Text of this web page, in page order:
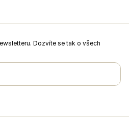
Dozvíte se tak o všech